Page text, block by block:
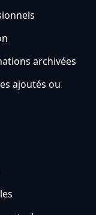
archivées
ajoutés ou